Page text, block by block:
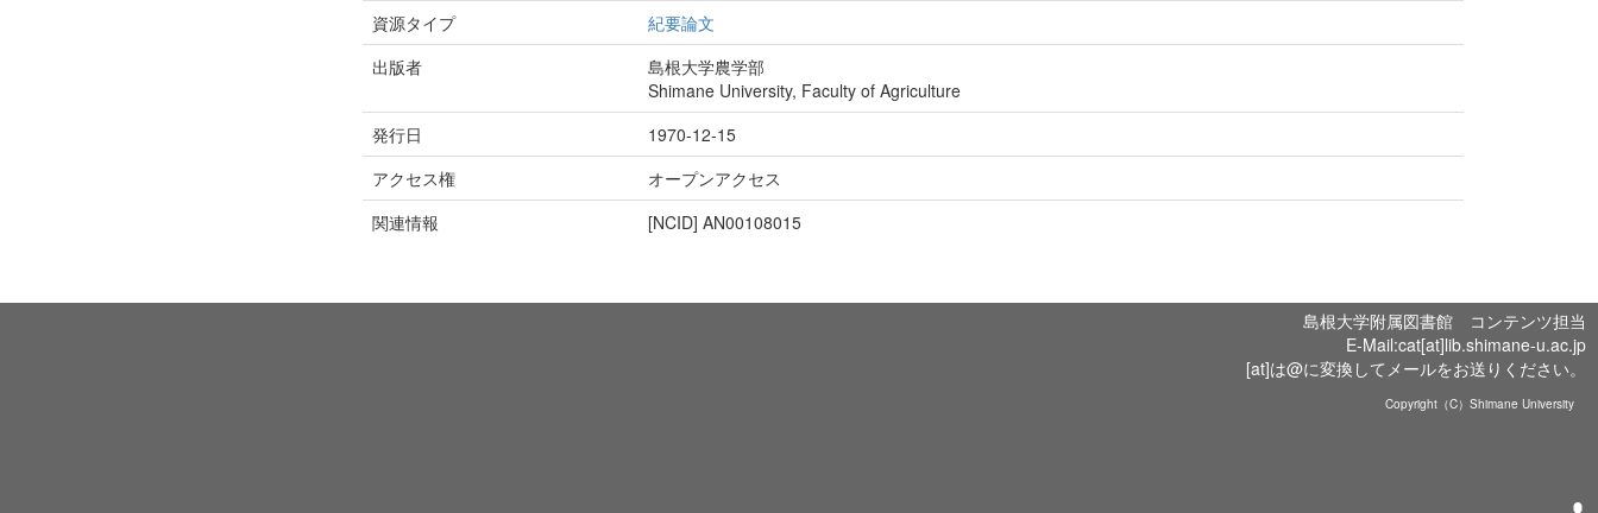
資源タイプ
紀要論文
出版者
島根大学農学部
Shimane University, Faculty of Agriculture
発行日
1970-12-15
アクセス権
オープンアクセス
関連情報
[NCID] AN00108015
島根大学附属図書館 コンテンツ担当
E-Mail:cat[at]lib.shimane-u.ac.jp
[at]は@に変換してメールをお送りください。
Copyright（C）Shimane University